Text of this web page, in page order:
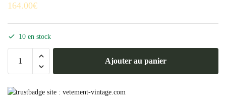
164.00€
10 en stock
Murale
Ajouter au panier